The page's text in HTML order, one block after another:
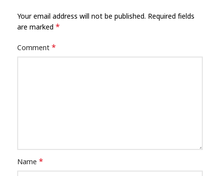
Your email address will not be published. Required fields
are marked *
Comment *
Name *